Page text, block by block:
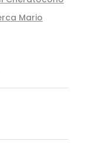
Mario